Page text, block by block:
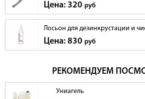
Цена: 320 руб
Лосьон для дезинкрустации и
Цена: 830 руб
РЕКОМЕНДУЕМ
Униагель